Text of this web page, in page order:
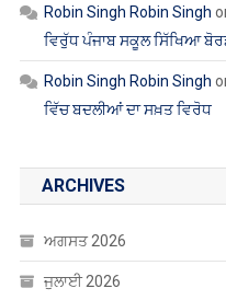
Robin Singh Robin Singh
ਵਿਰੁੱਧ ਪੰਜਾਬ ਸਕੂਲ ਸਿੱਖਿਆ
Robin Singh Robin Singh
ਵਿੱਚ ਬਦਲੀਆਂ ਦਾ ਸਖ਼ਤ ਵਿਰੋਧ
ARCHIVES
ਅਗਸਤ 2026
ਜੁਲਾਈ 2026